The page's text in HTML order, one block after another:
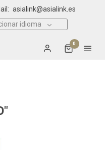
asialink@asialink.es
idioma
0